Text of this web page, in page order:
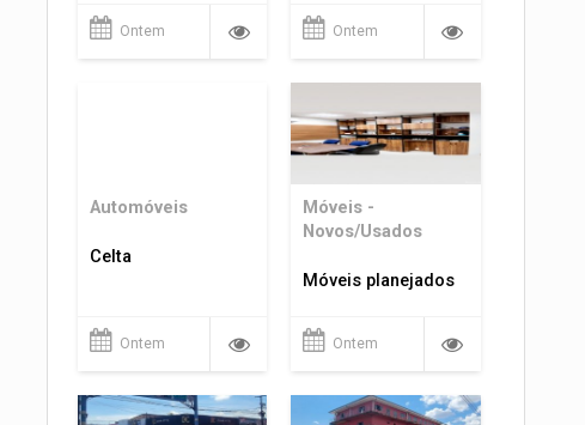
Ontem Ontem
Automóveis
Celta
Ontem
Móveis -
Novos/Usados
Móveis planejados
Ontem